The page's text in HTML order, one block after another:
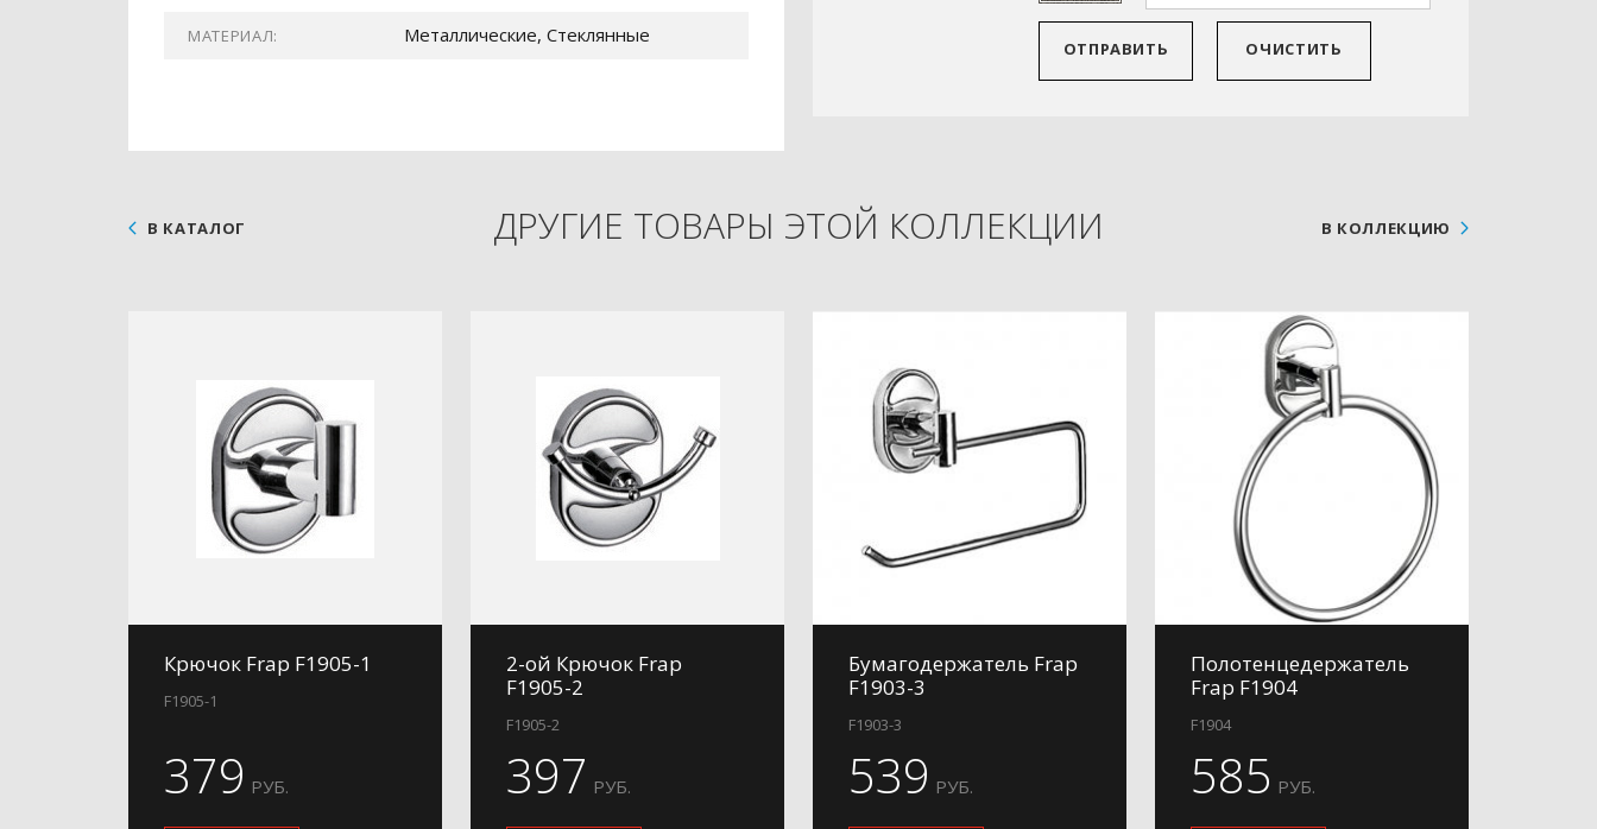
МАТЕРИАЛ: Металлические, Стеклянные
ОТПРАВИТЬ ОЧИСТИТЬ
ДРУГИЕ ТОВАРЫ ЭТОЙ КОЛЛЕКЦИИ
В КАТАЛОГ В КОЛЛЕКЦИЮ
Крючок Frap F1905-1
F1905-1
379 РУБ.
2-ой Крючок Frap
F1905-2
F1905-2
397 РУБ.
Бумагодержатель Frap
F1903-3
F1903-3
539 РУБ.
Полотенцедержатель
Frap F1904
F1904
585 РУБ.